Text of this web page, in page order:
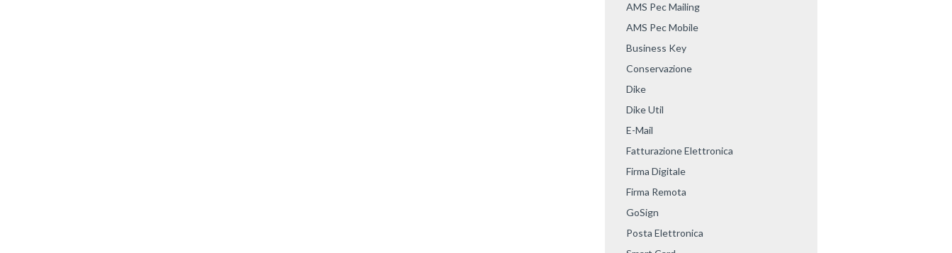
AMS Pec Mailing
AMS Pec Mobile
Business Key
Conservazione
Dike
Dike Util
E-Mail
Fatturazione Elettronica
Firma Digitale
Firma Remota
GoSign
Posta Elettronica